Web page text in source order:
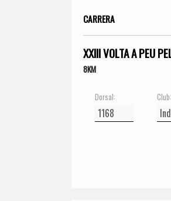
CARRERA
XXIII VOLTA A PEU
8KM
Dorsal: Club: